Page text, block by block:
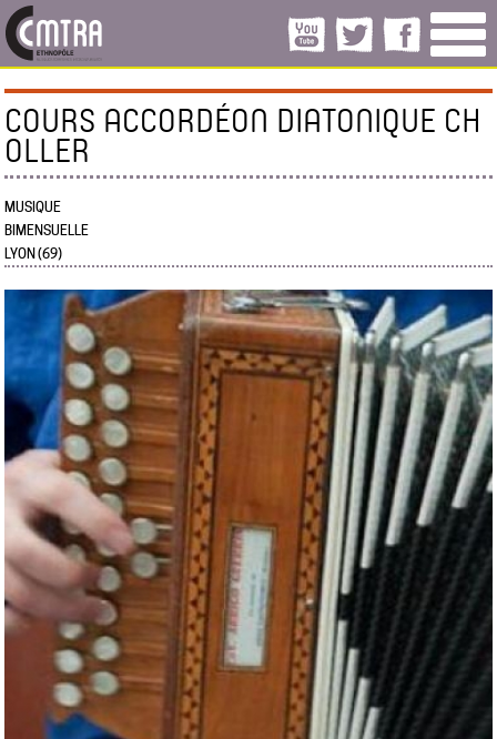
COURS ACCORDÉON DIATONIQUE CH
OLLER
MUSIQUE
BIMENSUELLE
LYON (69)